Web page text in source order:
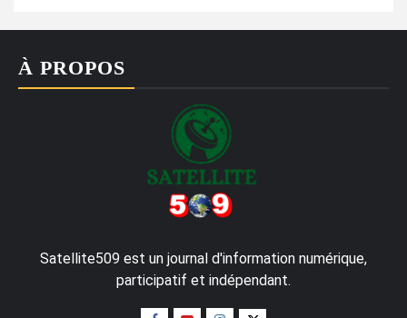
À PROPOS
Satellite509 est un journal d'information numérique,
participatif et indépendant.